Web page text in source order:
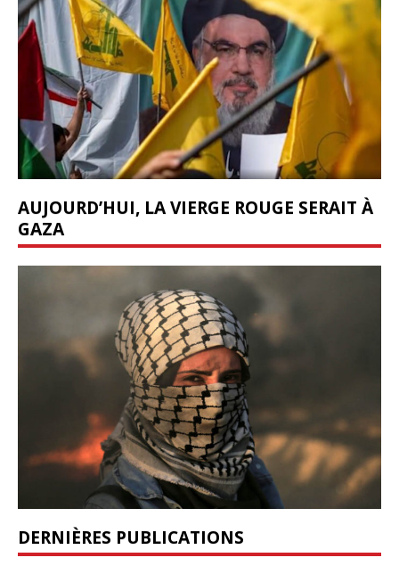
AUJOURD’HUI, LA VIERGE ROUGE SERAIT À
GAZA
DERNIÈRES PUBLICATIONS